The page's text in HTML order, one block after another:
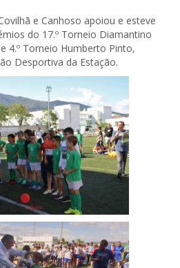
e Canhoso apoiou e esteve
do 17.º Torneio Diamantino
4.º Torneio Humberto Pinto,
Desportiva da Estação.